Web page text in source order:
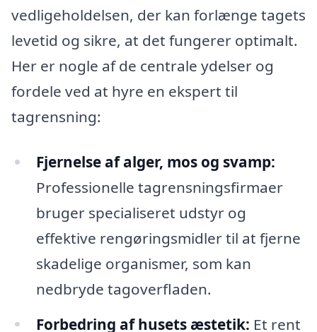
vedligeholdelsen, der kan forlænge tagets
levetid og sikre, at det fungerer optimalt.
Her er nogle af de centrale ydelser og
fordele ved at hyre en ekspert til
tagrensning:
Fjernelse af alger, mos og svamp:
Professionelle tagrensningsfirmaer
bruger specialiseret udstyr og
effektive rengøringsmidler til at fjerne
skadelige organismer, som kan
nedbryde tagoverfladen.
Forbedring af husets æstetik: Et rent